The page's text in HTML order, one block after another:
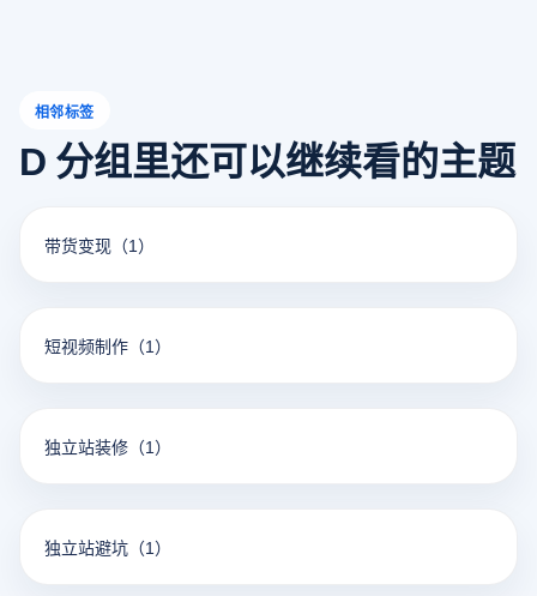
相邻标签
D 分组里还可以继续看的主题
带货变现 （1）
短视频制作 （1）
独立站装修 （1）
独立站避坑 （1）